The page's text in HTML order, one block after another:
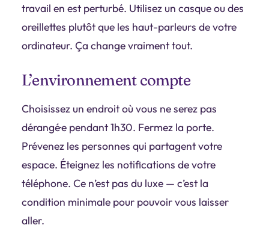
travail en est perturbé. Utilisez un casque ou des
oreillettes plutôt que les haut-parleurs de votre
ordinateur. Ça change vraiment tout.
L’environnement compte
Choisissez un endroit où vous ne serez pas
dérangé·e pendant 1h30. Fermez la porte.
Prévenez les personnes qui partagent votre
espace. Éteignez les notifications de votre
téléphone. Ce n’est pas du luxe — c’est la
condition minimale pour pouvoir vous laisser
aller.